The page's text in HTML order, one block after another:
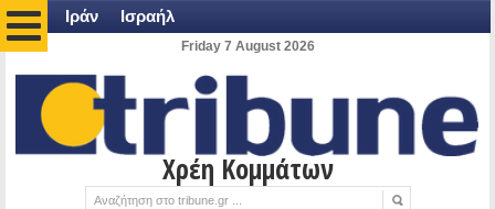
Ιράν Ισραήλ
Friday 7 August 2026
Χρέη Κομμάτων